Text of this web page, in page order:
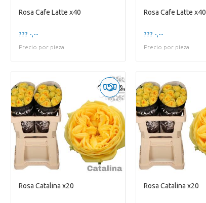
Rosa Cafe Latte x40
??? -,--
Precio por pieza
Rosa Cafe Latte x40
??? -,--
Precio por pieza
Rosa Catalina x20 Rosa Catalina x20